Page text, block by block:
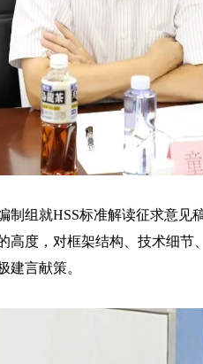
组就HSS标准解读征求意
度，对框架结构、技术细
建言献策。